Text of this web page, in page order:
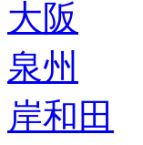
大阪
泉州
岸和田